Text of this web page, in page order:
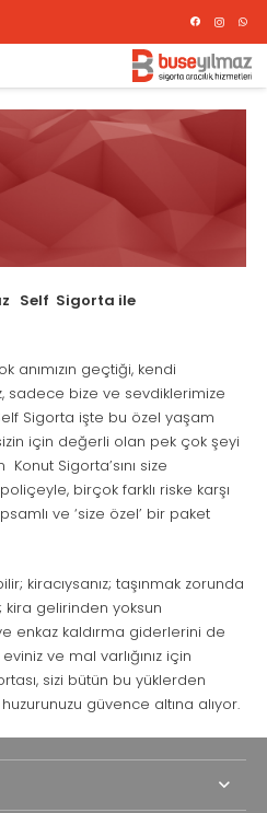
Self Sigorta ile
anımızın geçtiği, kendi
sadece bize ve sevdiklerimize
Sigorta işte bu özel yaşam
için değerli olan pek çok şeyi
Sigorta’sını size
birçok farklı riske karşı
ve ‘size özel’ bir paket
kiracıysanız; taşınmak zorunda
kira gelirinden yoksun
enkaz kaldırma giderlerini de
ve mal varlığınız için
sizi bütün bu yüklerden
güvence altına alıyor.